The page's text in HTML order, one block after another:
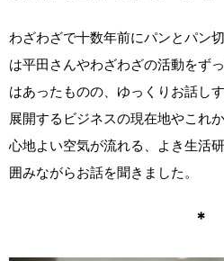
わざわざで十数年前にパンとパン
は平田さんやわざわざの活動をず
はあったものの、ゆっくりお話し
展開するビジネスの現在地やこれ
心地よい空気が流れる、よき生活
囲みながらお話を聞きました。
*